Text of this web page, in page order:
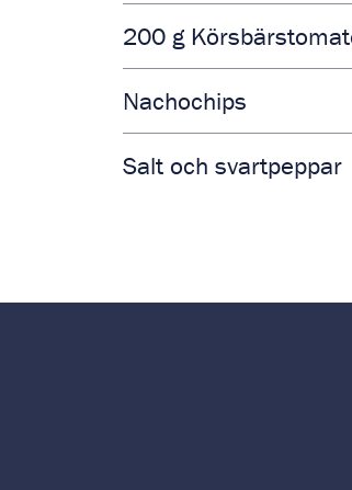
200 g
Nachochips
Salt och svartpeppar